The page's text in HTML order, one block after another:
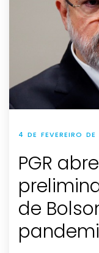
4 DE FEVEREIRO DE
PGR
de